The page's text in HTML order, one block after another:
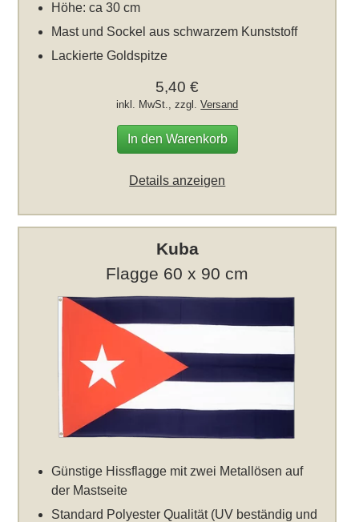
Höhe: ca 30 cm
Mast und Sockel aus schwarzem Kunststoff
Lackierte Goldspitze
5,40 €
inkl. MwSt., zzgl.Versand
In den Warenkorb
Details anzeigen
Kuba
Flagge 60 x 90 cm
Günstige Hissflagge mit zwei Metallösen auf
der Mastseite
Standard Polyester Qualität (UV beständig und